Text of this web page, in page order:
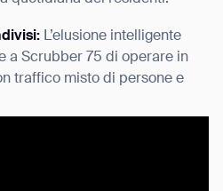
L’elusione intelligente
a Scrubber 75 di operare in
traffico misto di persone e